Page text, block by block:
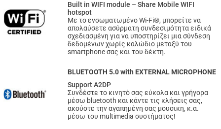
Built in WIFI module – Share Mobile WIFI
hotspot
Με το ενσωματωμένο Wi-Fi®, μπορείτε να
απολαύσετε ασύρματη συνδεσιμότητα ειδικά
σχεδιασμένη για να υποστηρίζει μια σύνδεση
δεδομένων χωρίς καλώδιο μεταξύ του
smartphone σας και του δέκτη.
BLUETOOTH 5.0 with EXTERNAL MICROPHONE
Support A2DP
Συνδέστε το κινητό σας εύκολα και γρήγορα
μέσω bluetooth και κάντε τις κλήσεις σας,
ακούστε την αγαπημένη σας μουσικη, κ.α.
μέσω του multimedia συστήματος!